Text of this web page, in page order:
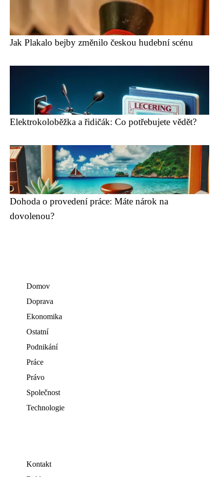
Jak Plakalo bejby změnilo českou hudební scénu
Elektrokoloběžka a řidičák: Co potřebujete vědět?
Dohoda o provedení práce: Máte nárok na
dovolenou?
Domov
Doprava
Ekonomika
Ostatní
Podnikání
Práce
Právo
Společnost
Technologie
Kontakt